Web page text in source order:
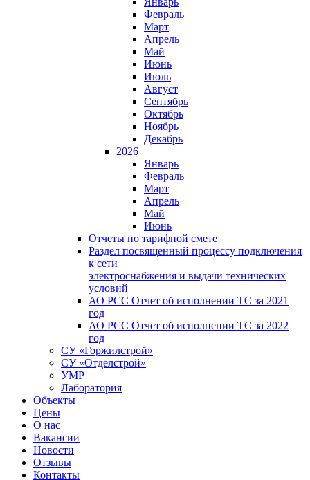
Февраль
Март
Апрель
Май
Июнь
Июль
Август
Сентябрь
Октябрь
Ноябрь
Декабрь
2026
Январь
Февраль
Март
Апрель
Май
Июнь
Отчеты по тарифной смете
Раздел посвященный процессу подключения
к сети
электроснабжения и выдачи технических
условий
АО РСС Отчет об исполнении ТС за 2021
год
АО РСС Отчет об исполнении ТС за 2022
год
СУ «Горжилстрой»
СУ «Отделстрой»
УМР
Лаборатория
Объекты
Цены
О нас
Вакансии
Новости
Отзывы
Контакты